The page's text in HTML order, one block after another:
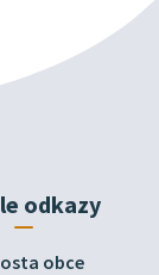
odkazy
obce